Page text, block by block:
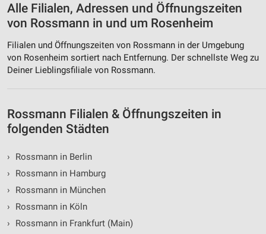
Alle Filialen, Adressen und Öffnungszeiten
von Rossmann in und um Rosenheim
Filialen und Öffnungszeiten von Rossmann in der Umgebung
von Rosenheim sortiert nach Entfernung. Der schnellste Weg zu
Deiner Lieblingsfiliale von Rossmann.
Rossmann Filialen & Öffnungszeiten in
folgenden Städten
›
Rossmann in Berlin
›
Rossmann in Hamburg
›
Rossmann in München
›
Rossmann in Köln
›
Rossmann in Frankfurt (Main)
Messung der Performance von Inhalten
Kombinationen von Daten aus verschiedenen
Quellen
Inhalten
IAB-Besonderheiten:
Verwendung genauer Standortdaten
Geräte anhand von aktiv angeforderten
Informationen identifizieren
Nicht-IAB-Verarbeitungszwecke:
Notwendig